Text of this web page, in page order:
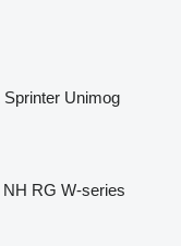
Sprinter Unimog
NH RG W-series